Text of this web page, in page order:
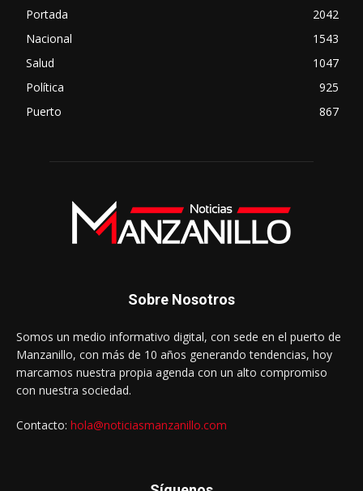
Portada
2042
Nacional
1543
Salud
1047
Política
925
Puerto
867
Sobre Nosotros
Somos un medio informativo digital, con sede en el puerto de
Manzanillo, con más de 10 años generando tendencias, hoy
marcamos nuestra propia agenda con un alto compromiso
con nuestra sociedad.
Contacto: hola@noticiasmanzanillo.com